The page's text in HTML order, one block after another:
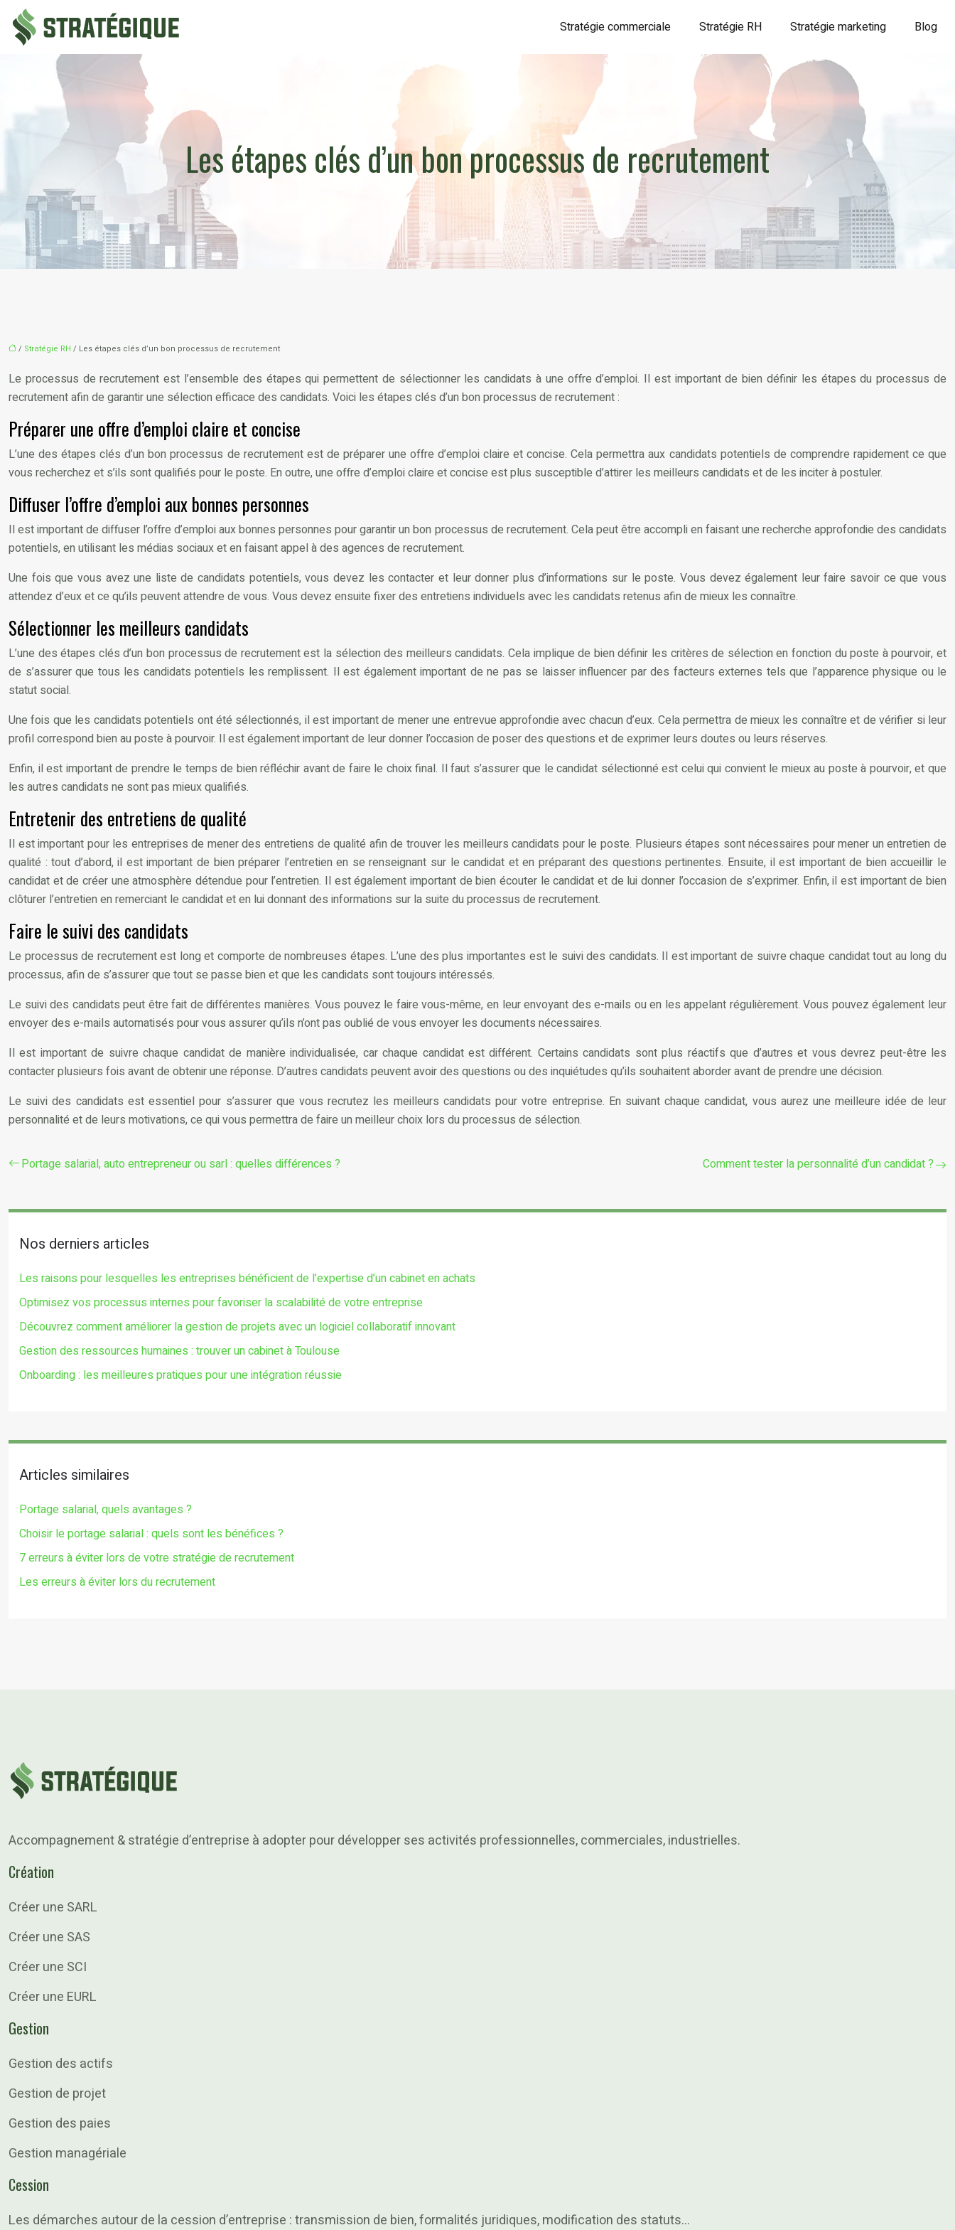
Stratégie commerciale Stratégie RH Stratégie marketing Blog
Les étapes clés d’un bon processus de recrutement
/ Stratégie RH / Les étapes clés d’un bon processus de recrutement
Le processus de recrutement est l’ensemble des étapes qui permettent de sélectionner les candidats à une offre d’emploi. Il est important de bien définir les étapes du processus de
recrutement afin de garantir une sélection efficace des candidats. Voici les étapes clés d’un bon processus de recrutement :
Préparer une offre d’emploi claire et concise
L’une des étapes clés d’un bon processus de recrutement est de préparer une offre d’emploi claire et concise. Cela permettra aux candidats potentiels de comprendre rapidement ce que
vous recherchez et s’ils sont qualifiés pour le poste. En outre, une offre d’emploi claire et concise est plus susceptible d’attirer les meilleurs candidats et de les inciter à postuler.
Diffuser l’offre d’emploi aux bonnes personnes
Il est important de diffuser l’offre d’emploi aux bonnes personnes pour garantir un bon processus de recrutement. Cela peut être accompli en faisant une recherche approfondie des candidats
potentiels, en utilisant les médias sociaux et en faisant appel à des agences de recrutement.
Une fois que vous avez une liste de candidats potentiels, vous devez les contacter et leur donner plus d’informations sur le poste. Vous devez également leur faire savoir ce que vous
attendez d’eux et ce qu’ils peuvent attendre de vous. Vous devez ensuite fixer des entretiens individuels avec les candidats retenus afin de mieux les connaître.
Sélectionner les meilleurs candidats
L’une des étapes clés d’un bon processus de recrutement est la sélection des meilleurs candidats. Cela implique de bien définir les critères de sélection en fonction du poste à pourvoir, et
de s’assurer que tous les candidats potentiels les remplissent. Il est également important de ne pas se laisser influencer par des facteurs externes tels que l’apparence physique ou le
statut social.
Une fois que les candidats potentiels ont été sélectionnés, il est important de mener une entrevue approfondie avec chacun d’eux. Cela permettra de mieux les connaître et de vérifier si leur
profil correspond bien au poste à pourvoir. Il est également important de leur donner l’occasion de poser des questions et de exprimer leurs doutes ou leurs réserves.
Enfin, il est important de prendre le temps de bien réfléchir avant de faire le choix final. Il faut s’assurer que le candidat sélectionné est celui qui convient le mieux au poste à pourvoir, et que
les autres candidats ne sont pas mieux qualifiés.
Entretenir des entretiens de qualité
Il est important pour les entreprises de mener des entretiens de qualité afin de trouver les meilleurs candidats pour le poste. Plusieurs étapes sont nécessaires pour mener un entretien de
qualité : tout d’abord, il est important de bien préparer l’entretien en se renseignant sur le candidat et en préparant des questions pertinentes. Ensuite, il est important de bien accueillir le
candidat et de créer une atmosphère détendue pour l’entretien. Il est également important de bien écouter le candidat et de lui donner l’occasion de s’exprimer. Enfin, il est important de bien
clôturer l’entretien en remerciant le candidat et en lui donnant des informations sur la suite du processus de recrutement.
Faire le suivi des candidats
Le processus de recrutement est long et comporte de nombreuses étapes. L’une des plus importantes est le suivi des candidats. Il est important de suivre chaque candidat tout au long du
processus, afin de s’assurer que tout se passe bien et que les candidats sont toujours intéressés.
Le suivi des candidats peut être fait de différentes manières. Vous pouvez le faire vous-même, en leur envoyant des e-mails ou en les appelant régulièrement. Vous pouvez également leur
envoyer des e-mails automatisés pour vous assurer qu’ils n’ont pas oublié de vous envoyer les documents nécessaires.
Il est important de suivre chaque candidat de manière individualisée, car chaque candidat est différent. Certains candidats sont plus réactifs que d’autres et vous devrez peut-être les
contacter plusieurs fois avant de obtenir une réponse. D’autres candidats peuvent avoir des questions ou des inquiétudes qu’ils souhaitent aborder avant de prendre une décision.
Le suivi des candidats est essentiel pour s’assurer que vous recrutez les meilleurs candidats pour votre entreprise. En suivant chaque candidat, vous aurez une meilleure idée de leur
personnalité et de leurs motivations, ce qui vous permettra de faire un meilleur choix lors du processus de sélection.
Portage salarial, auto entrepreneur ou sarl : quelles différences ? Comment tester la personnalité d’un candidat ?
Nos derniers articles
Les raisons pour lesquelles les entreprises bénéficient de l’expertise d’un cabinet en achats
Optimisez vos processus internes pour favoriser la scalabilité de votre entreprise
Découvrez comment améliorer la gestion de projets avec un logiciel collaboratif innovant
Gestion des ressources humaines : trouver un cabinet à Toulouse
Onboarding : les meilleures pratiques pour une intégration réussie
Articles similaires
Portage salarial, quels avantages ?
Choisir le portage salarial : quels sont les bénéfices ?
7 erreurs à éviter lors de votre stratégie de recrutement
Les erreurs à éviter lors du recrutement
Accompagnement & stratégie d’entreprise à adopter pour développer ses activités professionnelles, commerciales, industrielles.
Création
Créer une SARL
Créer une SAS
Créer une SCI
Créer une EURL
Gestion
Gestion des actifs
Gestion de projet
Gestion des paies
Gestion managériale
Cession
Les démarches autour de la cession d’entreprise : transmission de bien, formalités juridiques, modification des statuts…